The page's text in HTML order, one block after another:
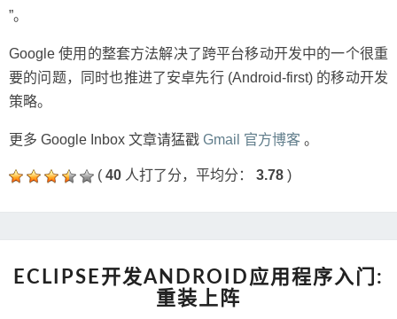
”。
Google 使用的整套方法解决了跨平台移动开发中的一个很重
要的问题，同时也推进了安卓先行 (Android-first) 的移动开发
策略。
更多 Google Inbox 文章请猛戳 Gmail 官方博客 。
( 40 人打了分，平均分： 3.78 )
开
发
ECLIPSE开发ANDROID应用程序入门:
重装上阵